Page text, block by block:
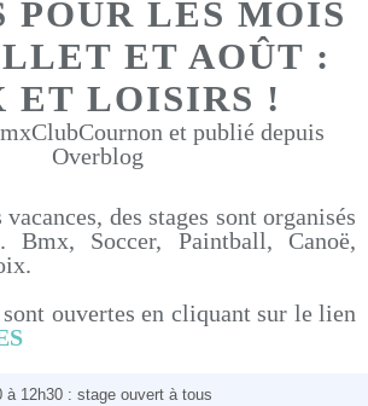
POUR LES MOIS
ET AOÛT :
ET LOISIRS !
et publié depuis
Overblog
des stages sont organisés
Soccer, Paintball, Canoë,
ouvertes en cliquant sur le lien
à 12h30 : stage ouvert à tous